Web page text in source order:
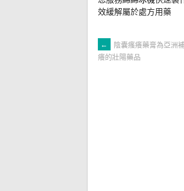
效緩解屬於處方用藥
文
←
陰囊瘙癢藥膏為亞洲
癢的壯陽藥品